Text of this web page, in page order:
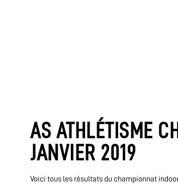
AS ATHLÉTISME
JANVIER 2019
Voici tous les résultats du championnat